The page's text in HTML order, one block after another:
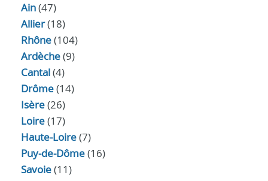
Ain(47)
Allier(18)
Rhône(104)
Ardèche(9)
Cantal(4)
Drôme(14)
Isère(26)
Loire(17)
Haute-Loire(7)
Puy-de-Dôme(16)
Savoie(11)